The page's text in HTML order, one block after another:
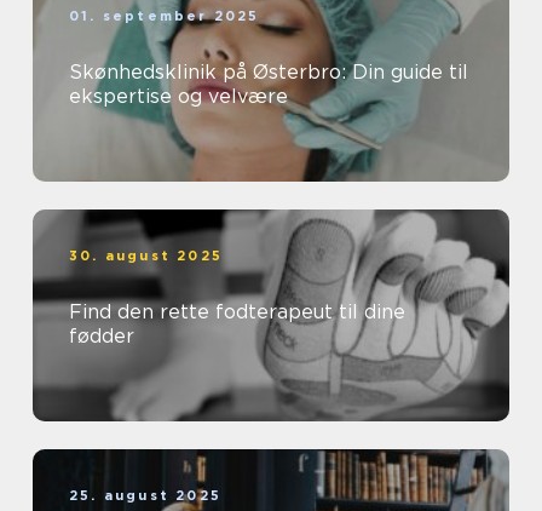
01. september 2025
Skønhedsklinik på Østerbro: Din guide til
ekspertise og velvære
30. august 2025
Find den rette fodterapeut til dine
fødder
25. august 2025